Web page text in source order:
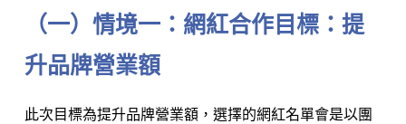
（一）情境一：網紅合作目標：提
升品牌營業額
此次目標為提升品牌營業額，選擇的網紅名單會是以團